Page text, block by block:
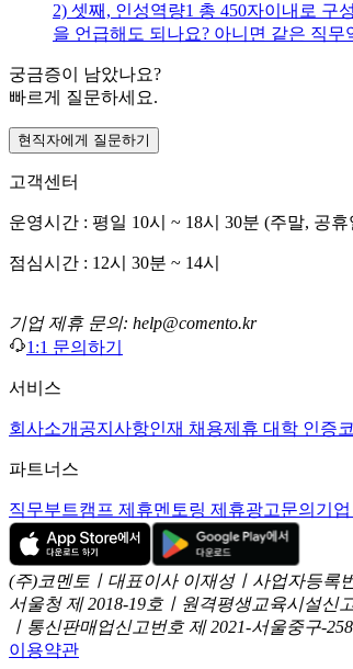
2) 셋째, 인성역량1 총 450자이내로
을 언급해도 되나요? 아니면 같은 직
궁금증이 남았나요?
빠르게 질문하세요.
현직자에게 질문하기
고객센터
운영시간 : 평일 10시 ~ 18시 30분 (주말, 공
점심시간 : 12시 30분 ~ 14시
기업 제휴 문의: help@comento.kr
1:1 문의하기
서비스
회사소개 공지사항인재 채용제휴 대학 인증
파트너스
직무부트캠프 제휴멘토링 제휴광고문의 기
(주)코멘토ㅣ대표이사 이재성ㅣ사업자등록
서울청 제 2018-19호ㅣ원격평생교육시설신
ㅣ통신판매업신고번호 제 2021-서울중구-
이용약관